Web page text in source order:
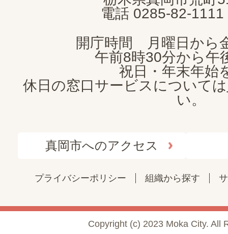
電話 0285-82-1111
開庁時間 月曜日から
午前8時30分から午
祝日・年末年始
休日の窓口サービスについては
い。
真岡市へのアクセス
プライバシーポリシー 組織から探す
Copyright (c) 2023 Moka City. All